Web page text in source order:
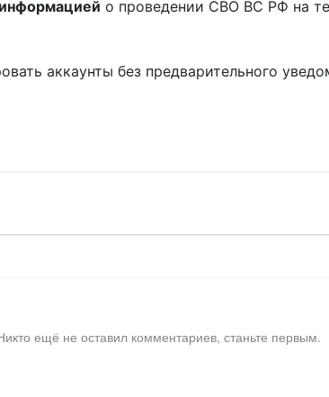
о проведении СВО ВС РФ на
аккаунты без предварительного
ещё не оставил комментариев, станьте первым.